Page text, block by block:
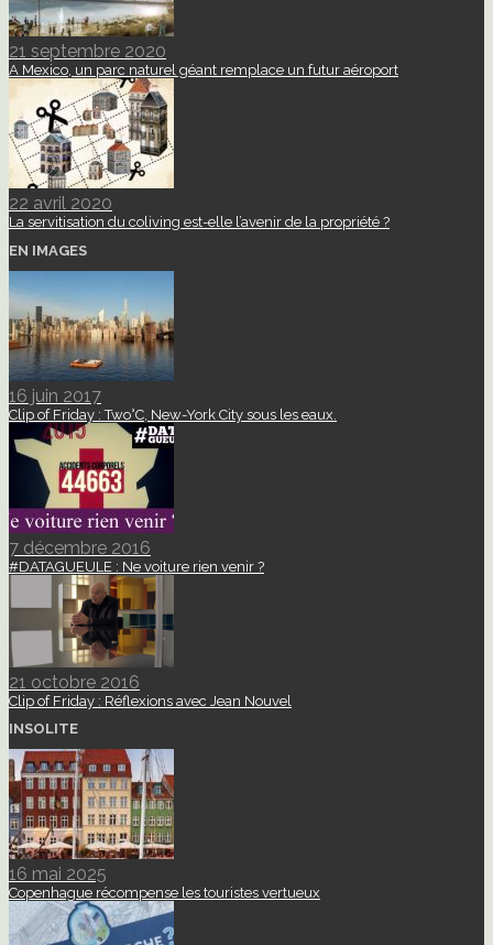
21 septembre 2020
A Mexico, un parc naturel géant remplace un futur aéroport
22 avril 2020
La servitisation du coliving est-elle l’avenir de la propriété ?
EN IMAGES
16 juin 2017
Clip of Friday : Two°C, New-York City sous les eaux.
7 décembre 2016
#DATAGUEULE : Ne voiture rien venir ?
21 octobre 2016
Clip of Friday : Réflexions avec Jean Nouvel
INSOLITE
16 mai 2025
Copenhague récompense les touristes vertueux